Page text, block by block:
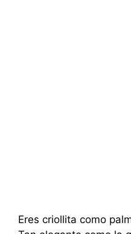
Eres criollita como